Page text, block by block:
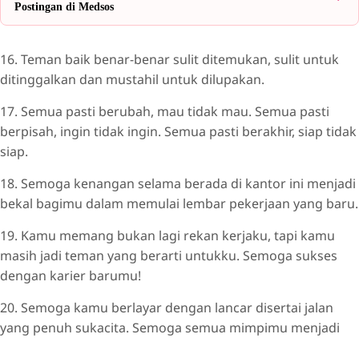
Postingan di Medsos
16. Teman baik benar-benar sulit ditemukan, sulit untuk
ditinggalkan dan mustahil untuk dilupakan.
17. Semua pasti berubah, mau tidak mau. Semua pasti
berpisah, ingin tidak ingin. Semua pasti berakhir, siap tidak
siap.
18. Semoga kenangan selama berada di kantor ini menjadi
bekal bagimu dalam memulai lembar pekerjaan yang baru.
19. Kamu memang bukan lagi rekan kerjaku, tapi kamu
masih jadi teman yang berarti untukku. Semoga sukses
dengan karier barumu!
20. Semoga kamu berlayar dengan lancar disertai jalan
yang penuh sukacita. Semoga semua mimpimu menjadi